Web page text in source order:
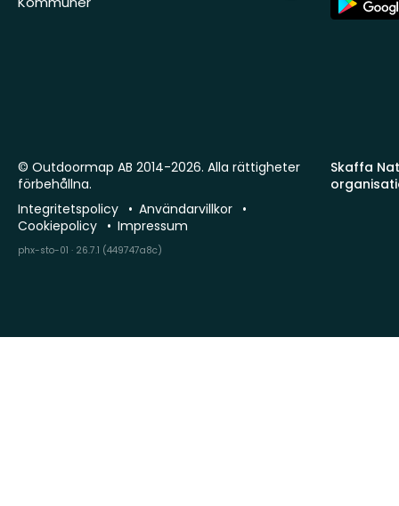
Store
Skaffa
© Outdoormap AB 2014-2026. Alla rättigheter
förbehållna.
Integritetspolicy
Användarvillkor
Cookiepolicy
Impressum
phx-sto-01 · 26.7.1 (449747a8c)